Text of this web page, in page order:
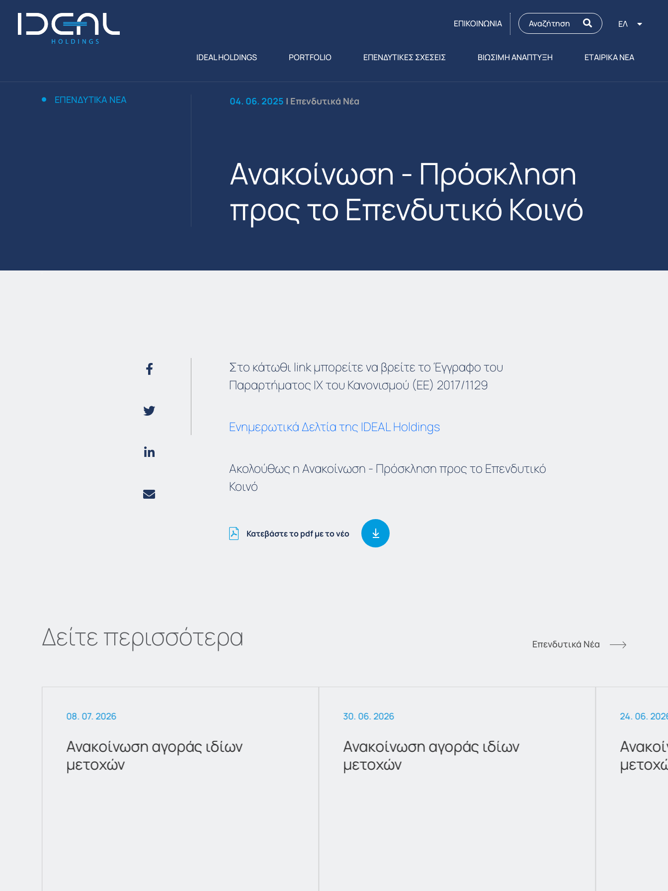
ΕΠΙΚΟΙΝΩΝΙΑ ΕΛ
IDEAL HOLDINGS PORTFOLIO ΕΠΕΝΔΥΤΙΚΕΣ ΣΧΕΣΕΙΣ ΒΙΩΣΙΜΗ ΑΝΑΠΤΥΞΗ ΕΤΑΙΡΙΚΑ ΝΕΑ
ΕΠΕΝΔΥΤΙΚΆ ΝΈΑ 04. 06. 2025 | Επενδυτικά Νέα
Ανακοίνωση - Πρόσκληση
προς το Επενδυτικό Κοινό
Στο κάτωθι link μπορείτε να βρείτε το Έγγραφο του
Παραρτήματος ΙΧ του Κανονισμού (ΕΕ) 2017/1129
Ενημερωτικά Δελτία της IDEAL Holdings
Ακολούθως η Ανακοίνωση - Πρόσκληση προς το Επενδυτικό
Κοινό
Κατεβάστε το pdf με το νέο
Δείτε περισσότερα Επενδυτικά Νέα
08. 07. 2026
Ανακοίνωση αγοράς ιδίων
μετοχών
30. 06. 2026
Ανακοίνωση αγοράς ιδίων
μετοχών
24. 06.